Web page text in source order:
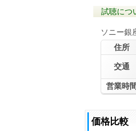
試聴につ
ソニー銀
住所
交通
営業時間
価格比較